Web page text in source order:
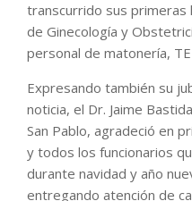
transcurrido sus primeras
de Ginecología y
personal de matonería,
Expresando también su
noticia, el Dr. Jaime
San Pablo, agradeció en
y todos los funcionarios
durante navidad y año
entregando atención de